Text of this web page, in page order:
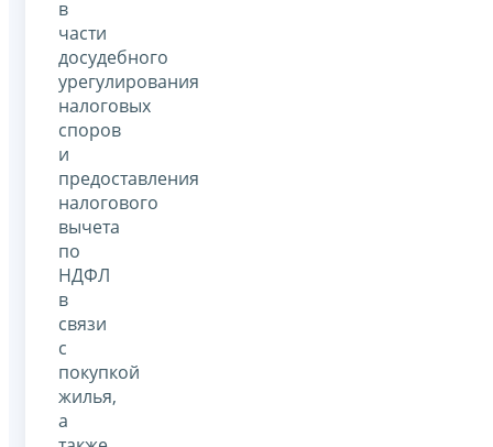
в
части
досудебного
урегулирования
налоговых
споров
и
предоставления
налогового
вычета
по
НДФЛ
в
связи
с
покупкой
жилья,
а